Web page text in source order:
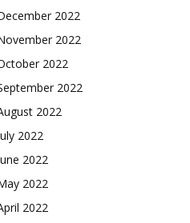
2022
2022
2022
2022
2022
2022
2022
2022
2022